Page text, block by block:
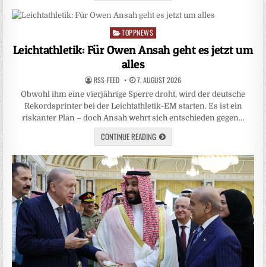
Posted
in
TOPPNEWS
Leichtathletik: Für Owen Ansah geht es jetzt um
alles
RSS-FEED 7. AUGUST 2026
Obwohl ihm eine vierjährige Sperre droht, wird der deutsche
Rekordsprinter bei der Leichtathletik-EM starten. Es ist ein
riskanter Plan – doch Ansah wehrt sich entschieden gegen…
CONTINUE READING